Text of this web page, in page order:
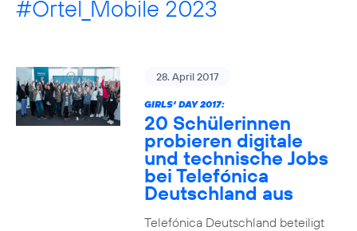
#Ortel_Mobile 2023
28. April 2017
GIRLS‘ DAY 2017:
20 Schülerinnen
probieren digitale
und technische Jobs
bei Telefónica
Deutschland aus
Telefónica Deutschland beteiligt